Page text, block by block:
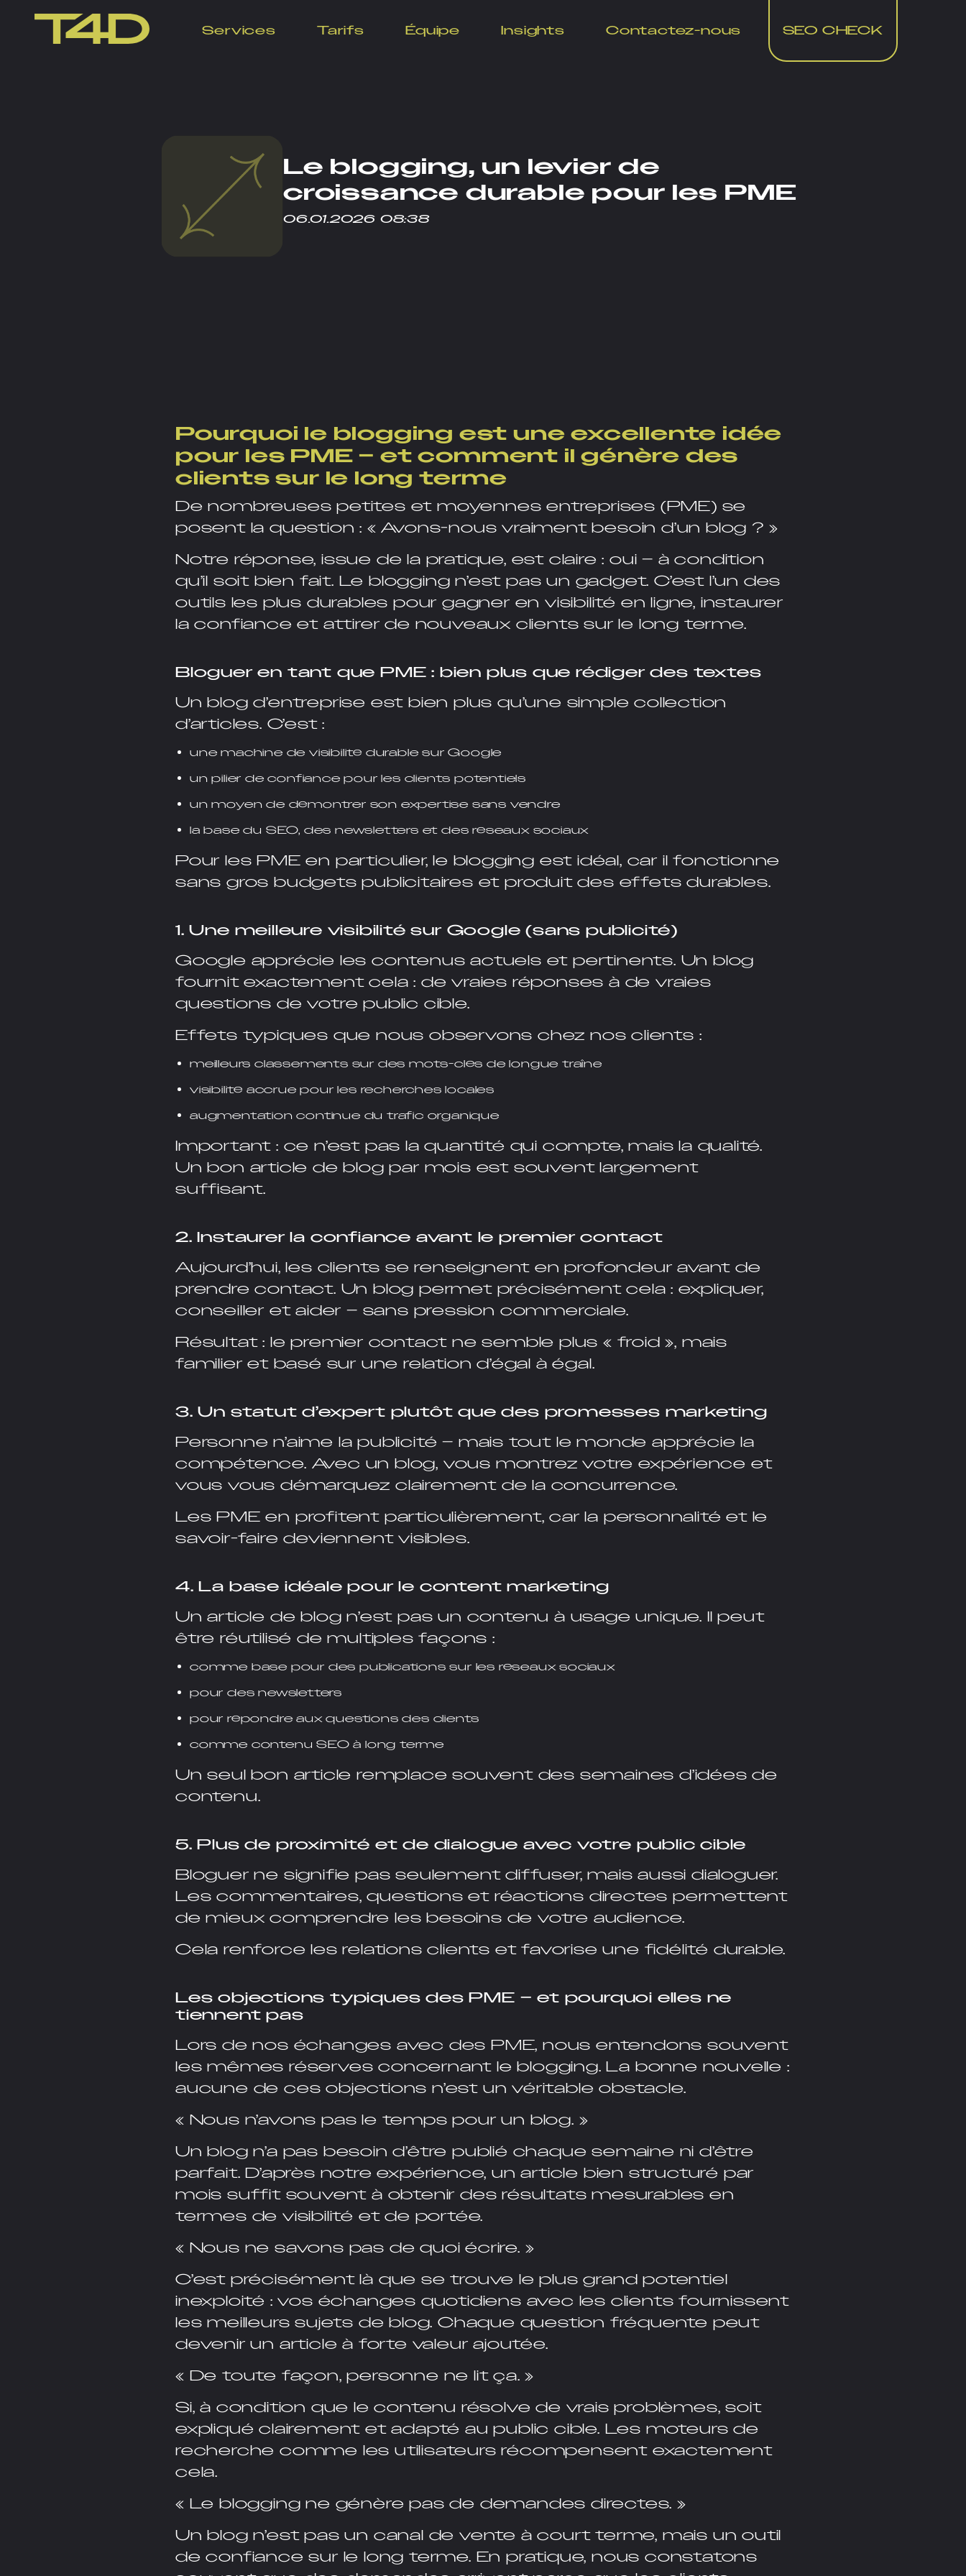
Services Tarifs Équipe Insights Contactez-nous SEO CHECK
Le blogging, un levier de
croissance durable pour les PME
06.01.2026 08:38
Pourquoi le blogging est une excellente idée
pour les PME – et comment il génère des
clients sur le long terme
De nombreuses petites et moyennes entreprises (PME) se
posent la question : « Avons-nous vraiment besoin d’un blog ? »
Notre réponse, issue de la pratique, est claire : oui – à condition
qu’il soit bien fait. Le blogging n’est pas un gadget. C’est l’un des
outils les plus durables pour gagner en visibilité en ligne, instaurer
la confiance et attirer de nouveaux clients sur le long terme.
Bloguer en tant que PME : bien plus que rédiger des textes
Un blog d’entreprise est bien plus qu’une simple collection
d’articles. C’est :
une machine de visibilité durable sur Google
un pilier de confiance pour les clients potentiels
un moyen de démontrer son expertise sans vendre
la base du SEO, des newsletters et des réseaux sociaux
Pour les PME en particulier, le blogging est idéal, car il fonctionne
sans gros budgets publicitaires et produit des effets durables.
1. Une meilleure visibilité sur Google (sans publicité)
Google apprécie les contenus actuels et pertinents. Un blog
fournit exactement cela : de vraies réponses à de vraies
questions de votre public cible.
Effets typiques que nous observons chez nos clients :
meilleurs classements sur des mots-clés de longue traîne
visibilité accrue pour les recherches locales
augmentation continue du trafic organique
Important : ce n’est pas la quantité qui compte, mais la qualité.
Un bon article de blog par mois est souvent largement
suffisant.
2. Instaurer la confiance avant le premier contact
Aujourd’hui, les clients se renseignent en profondeur avant de
prendre contact. Un blog permet précisément cela : expliquer,
conseiller et aider – sans pression commerciale.
Résultat : le premier contact ne semble plus « froid », mais
familier et basé sur une relation d’égal à égal.
3. Un statut d’expert plutôt que des promesses marketing
Personne n’aime la publicité – mais tout le monde apprécie la
compétence. Avec un blog, vous montrez votre expérience et
vous vous démarquez clairement de la concurrence.
Les PME en profitent particulièrement, car la personnalité et le
savoir-faire deviennent visibles.
4. La base idéale pour le content marketing
Un article de blog n’est pas un contenu à usage unique. Il peut
être réutilisé de multiples façons :
comme base pour des publications sur les réseaux sociaux
pour des newsletters
pour répondre aux questions des clients
comme contenu SEO à long terme
Un seul bon article remplace souvent des semaines d’idées de
contenu.
5. Plus de proximité et de dialogue avec votre public cible
Bloguer ne signifie pas seulement diffuser, mais aussi dialoguer.
Les commentaires, questions et réactions directes permettent
de mieux comprendre les besoins de votre audience.
Cela renforce les relations clients et favorise une fidélité durable.
Les objections typiques des PME – et pourquoi elles ne
tiennent pas
Lors de nos échanges avec des PME, nous entendons souvent
les mêmes réserves concernant le blogging. La bonne nouvelle :
aucune de ces objections n’est un véritable obstacle.
« Nous n’avons pas le temps pour un blog. »
Un blog n’a pas besoin d’être publié chaque semaine ni d’être
parfait. D’après notre expérience, un article bien structuré par
mois suffit souvent à obtenir des résultats mesurables en
termes de visibilité et de portée.
« Nous ne savons pas de quoi écrire. »
C’est précisément là que se trouve le plus grand potentiel
inexploité : vos échanges quotidiens avec les clients fournissent
les meilleurs sujets de blog. Chaque question fréquente peut
devenir un article à forte valeur ajoutée.
« De toute façon, personne ne lit ça. »
Si, à condition que le contenu résolve de vrais problèmes, soit
expliqué clairement et adapté au public cible. Les moteurs de
recherche comme les utilisateurs récompensent exactement
cela.
« Le blogging ne génère pas de demandes directes. »
Un blog n’est pas un canal de vente à court terme, mais un outil
de confiance sur le long terme. En pratique, nous constatons